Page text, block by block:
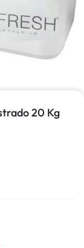
20 Kg